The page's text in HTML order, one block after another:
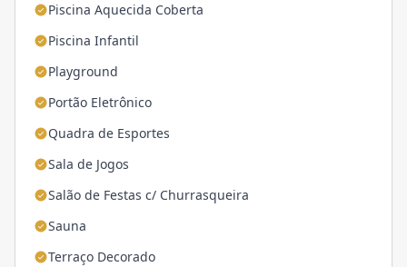
Piscina Aquecida Coberta
Piscina Infantil
Playground
Portão Eletrônico
Quadra de Esportes
Sala de Jogos
Salão de Festas c/ Churrasqueira
Sauna
Terraço Decorado